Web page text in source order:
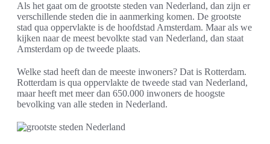
Als het gaat om de grootste steden van Nederland, dan zijn er
verschillende steden die in aanmerking komen. De grootste
stad qua oppervlakte is de hoofdstad Amsterdam. Maar als we
kijken naar de meest bevolkte stad van Nederland, dan staat
Amsterdam op de tweede plaats.
Welke stad heeft dan de meeste inwoners? Dat is Rotterdam.
Rotterdam is qua oppervlakte de tweede stad van Nederland,
maar heeft met meer dan 650.000 inwoners de hoogste
bevolking van alle steden in Nederland.